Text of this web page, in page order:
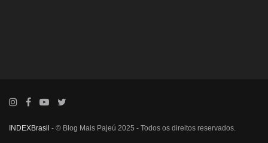
INDEXBrasil - © Blog Mais Pajeú 2025 - Todos os direitos reservados.